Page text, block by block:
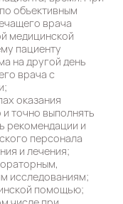
объективным
врача
медицинской
пациенту
на другой день
врача с
оказания
точно выполнять
рекомендации и
персонала
и лечения;
исследованиям;
помощью;